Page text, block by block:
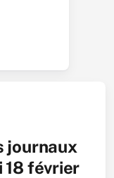
journaux
18 février